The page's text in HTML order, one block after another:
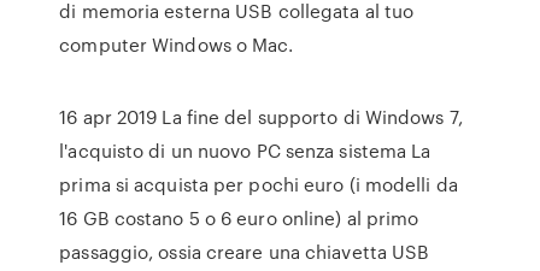
di memoria esterna USB collegata al tuo
computer Windows o Mac.
16 apr 2019 La fine del supporto di Windows 7,
l'acquisto di un nuovo PC senza sistema La
prima si acquista per pochi euro (i modelli da
16 GB costano 5 o 6 euro online) al primo
passaggio, ossia creare una chiavetta USB